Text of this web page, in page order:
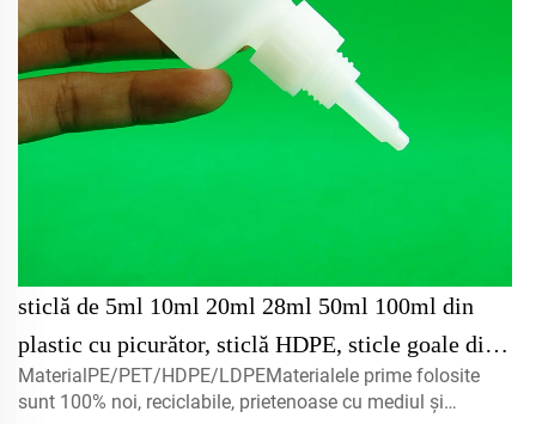
sticlă de 5ml 10ml 20ml 28ml 50ml 100ml din
plastic cu picurător, sticlă HDPE, sticle goale din
plastic comprimabile cu picurător
MaterialPE/PET/HDPE/LDPEMaterialele prime folosite
sunt 100% noi, reciclabile, prietenoase cu mediul și